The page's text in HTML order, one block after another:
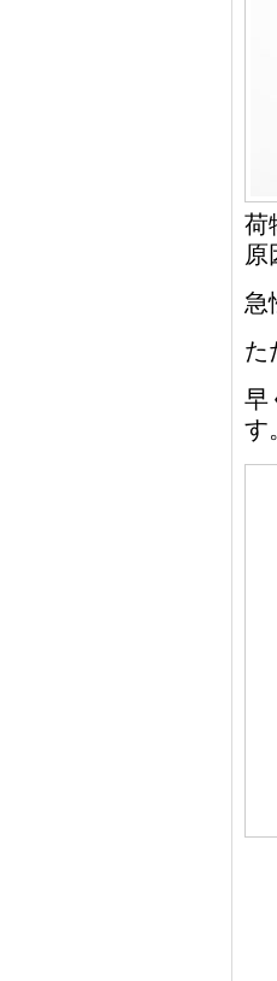
荷
原
急
た
早
す